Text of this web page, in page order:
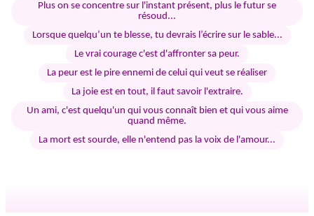
Plus on se concentre sur l'instant présent, plus le futur se
résoud...
Lorsque quelqu’un te blesse, tu devrais l’écrire sur le sable...
Le vrai courage c'est d'affronter sa peur.
La peur est le pire ennemi de celui qui veut se réaliser
La joie est en tout, il faut savoir l'extraire.
Un ami, c'est quelqu'un qui vous connaît bien et qui vous aime
quand même.
La mort est sourde, elle n'entend pas la voix de l'amour...